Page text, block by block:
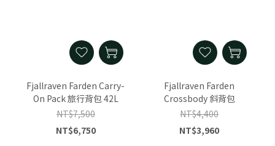
Fjallraven Farden Carry-
On Pack 旅行背包 42L
NT$7,500
NT$6,750
Fjallraven Farden
Crossbody 斜背包
NT$4,400
NT$3,960